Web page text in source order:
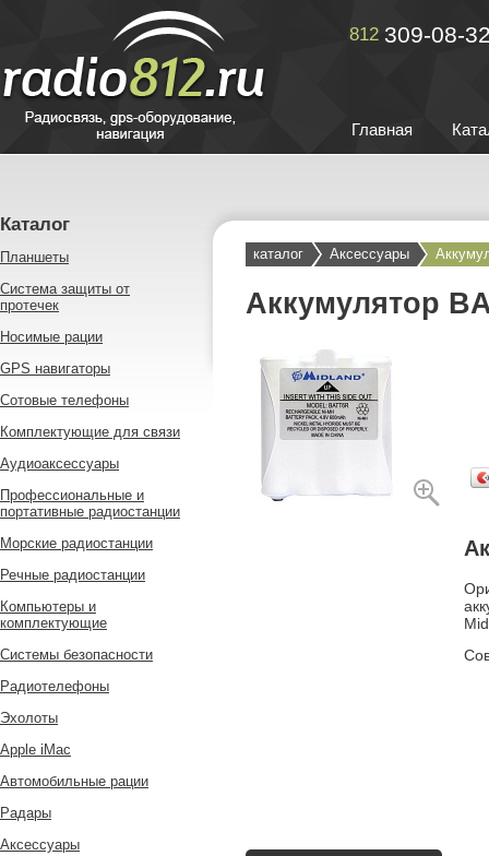
812 309-08-
Главная
Каталог
Планшеты
Система защиты от
протечек
Носимые рации
GPS навигаторы
Сотовые телефоны
Комплектующие для связи
Аудиоаксессуары
Профессиональные и
портативные радиостанции
Морские радиостанции
Речные радиостанции
Компьютеры и
комплектующие
Системы безопасности
Радиотелефоны
Эхолоты
Apple iMac
Автомобильные рации
Радары
Аксессуары
каталог Аксессуары
Аккумулятор